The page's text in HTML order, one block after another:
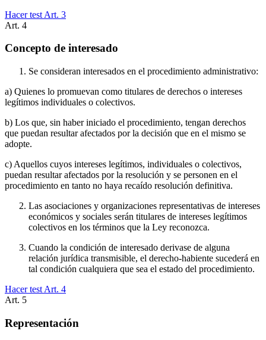
Hacer test Art. 3
Art. 4
Concepto de interesado
Se consideran interesados en el procedimiento administrativo:
a) Quienes lo promuevan como titulares de derechos o intereses
legítimos individuales o colectivos.
b) Los que, sin haber iniciado el procedimiento, tengan derechos
que puedan resultar afectados por la decisión que en el mismo se
adopte.
c) Aquellos cuyos intereses legítimos, individuales o colectivos,
puedan resultar afectados por la resolución y se personen en el
procedimiento en tanto no haya recaído resolución definitiva.
Las asociaciones y organizaciones representativas de intereses
económicos y sociales serán titulares de intereses legítimos
colectivos en los términos que la Ley reconozca.
Cuando la condición de interesado derivase de alguna
relación jurídica transmisible, el derecho-habiente sucederá en
tal condición cualquiera que sea el estado del procedimiento.
Hacer test Art. 4
Art. 5
Representación